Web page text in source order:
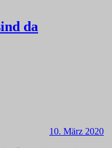
da
10. März 2020